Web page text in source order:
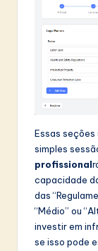
Essas seções
simples
profissional
capacidade
das
“Médio” ou
investir em
se isso pode